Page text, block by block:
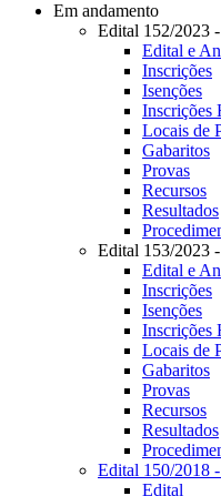
Em andamento
Edital 152/2023
Edital e
Inscrições
Isenções
Inscrições
Locais de
Gabaritos
Provas
Recursos
Resultados
Edital 153/2023
Edital e
Inscrições
Isenções
Inscrições
Locais de
Gabaritos
Provas
Recursos
Resultados
Edital 150/2018
Edital